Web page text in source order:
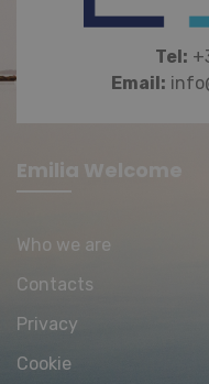
Tel:
Email:
Emilia Welcome
Who we are
Contacts
Privacy
Cookie